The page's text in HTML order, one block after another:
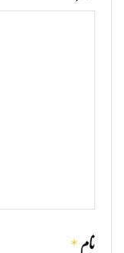
نام *